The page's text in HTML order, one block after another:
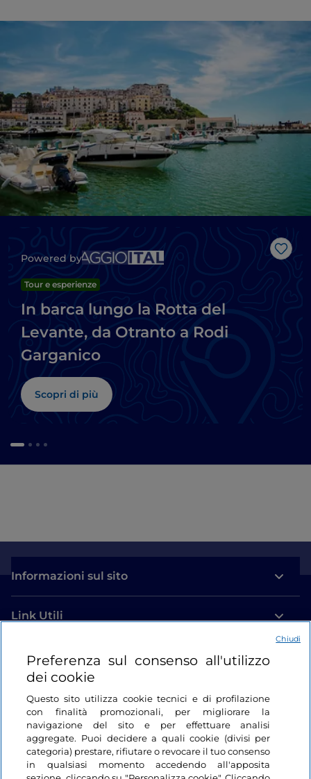
Like
Powered by
Tour e esperienze
In barca lungo la Rotta del
Levante, da Otranto a Rodi
Garganico
Scopri di più
Informazioni sul sito
Link Utili
Login
Restiamo in contatto
Preferenza sul consenso all'utilizzo
dei cookie
Questo sito utilizza cookie tecnici e di profilazione
con finalità promozionali, per migliorare la
navigazione del sito e per effettuare analisi
aggregate. Puoi decidere a quali cookie (divisi per
categoria) prestare, rifiutare o revocare il tuo consenso
in qualsiasi momento accedendo all'apposita
Chiudi